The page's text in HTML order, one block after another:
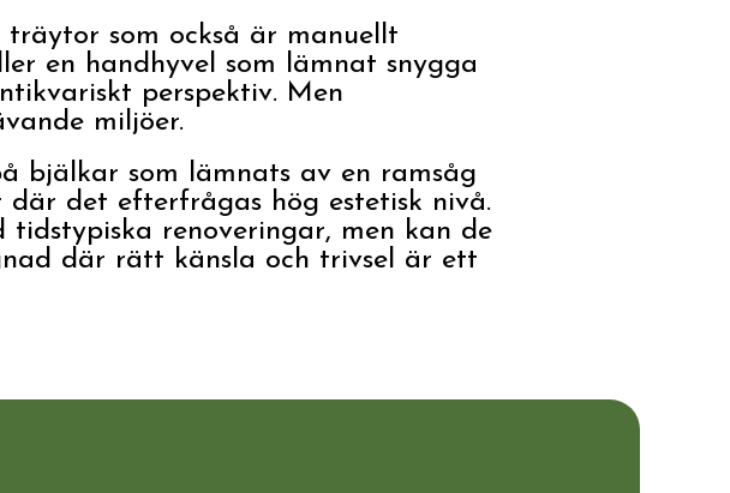
som också är manuellt
en handhyvel som lämnat snygga
perspektiv. Men
miljöer.
bjälkar som lämnats av en ramsåg
det efterfrågas hög estetisk nivå.
renoveringar, men kan de
där rätt känsla och trivsel är ett